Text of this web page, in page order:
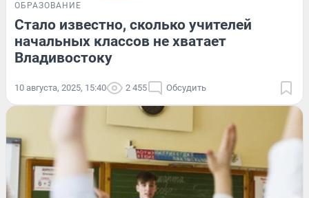
ОБРАЗОВАНИЕ
Стало известно, сколько учителей
начальных классов не хватает
Владивостоку
10 августа, 2025, 15:40 2 455 Обсудить